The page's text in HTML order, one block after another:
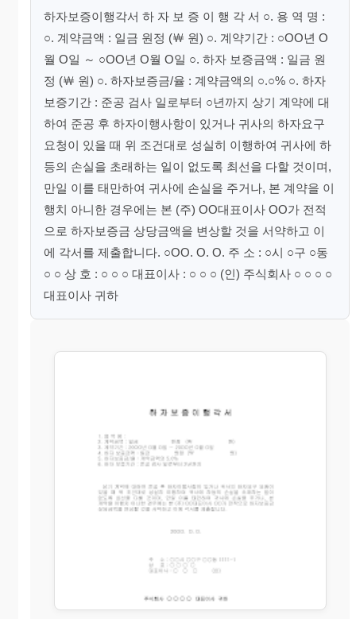
하자보증이행각서 하 자 보 증 이 행 각 서 ○. 용 역 명 :
○. 계약금액 : 일금 원정 (￦ 원) ○. 계약기간 : ○OO년 O
월 O일 ～ ○OO년 O월 O일 ○. 하자 보증금액 : 일금 원
정 (￦ 원) ○. 하자보증금/율 : 계약금액의 ○.○% ○. 하자
보증기간 : 준공 검사 일로부터 ○년까지 상기 계약에 대
하여 준공 후 하자이행사항이 있거나 귀사의 하자요구
요청이 있을 때 위 조건대로 성실히 이행하여 귀사에 하
등의 손실을 초래하는 일이 없도록 최선을 다할 것이며,
만일 이를 태만하여 귀사에 손실을 주거나, 본 계약을 이
행치 아니한 경우에는 본 (주) OO대표이사 OO가 전적
으로 하자보증금 상당금액을 변상할 것을 서약하고 이
에 각서를 제출합니다. ○OO. O. O. 주 소 : ○시 ○구 ○동
○ ○ 상 호 : ○ ○ ○ 대표이사 : ○ ○ ○ (인) 주식회사 ○ ○ ○ ○
대표이사 귀하